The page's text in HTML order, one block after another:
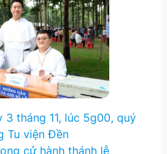
3 tháng 11, lúc 5g00, quý
Tu viện Đền
cử hành thánh lễ